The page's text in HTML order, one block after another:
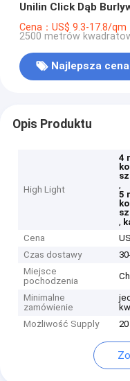
Unilin Click Dąb
W50001B
Cena：US$ 9.3-17.8/qm
2500 metrów
Najlepsza cena
Opis Produktu
High Light
4
,
5
,
Cena
Czas dostawy
Miejsce
pochodzenia
Minimalne
zamówienie
Możliwość Supply